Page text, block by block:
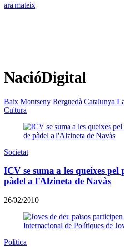
ara mateix
NacióDigital
Baix Montseny Berguedà Catalunya
Cultura
Societat
ICV se suma a les queixes pel
pàdel a l'Alzineta de Navàs
26/02/2010
Política